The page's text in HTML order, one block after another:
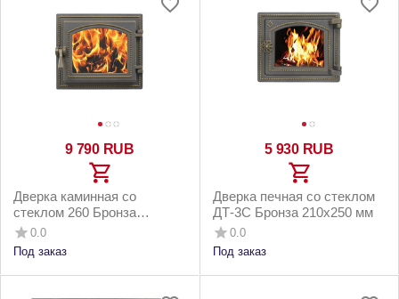
9 790 RUB
Дверка каминная со
стеклом 260 Бронза
210х250 мм
0.0
Под заказ
5 930 RUB
Дверка печная со стеклом
ДТ-3С Бронза 210х250 мм
0.0
Под заказ